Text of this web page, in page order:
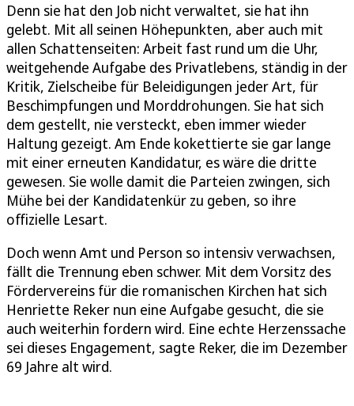
Denn sie hat den Job nicht verwaltet, sie hat ihn
gelebt. Mit all seinen Höhepunkten, aber auch mit
allen Schattenseiten: Arbeit fast rund um die Uhr,
weitgehende Aufgabe des Privatlebens, ständig in der
Kritik, Zielscheibe für Beleidigungen jeder Art, für
Beschimpfungen und Morddrohungen. Sie hat sich
dem gestellt, nie versteckt, eben immer wieder
Haltung gezeigt. Am Ende kokettierte sie gar lange
mit einer erneuten Kandidatur, es wäre die dritte
gewesen. Sie wolle damit die Parteien zwingen, sich
Mühe bei der Kandidatenkür zu geben, so ihre
offizielle Lesart.
Doch wenn Amt und Person so intensiv verwachsen,
fällt die Trennung eben schwer. Mit dem Vorsitz des
Fördervereins für die romanischen Kirchen hat sich
Henriette Reker nun eine Aufgabe gesucht, die sie
auch weiterhin fordern wird. Eine echte Herzenssache
sei dieses Engagement, sagte Reker, die im Dezember
69 Jahre alt wird.